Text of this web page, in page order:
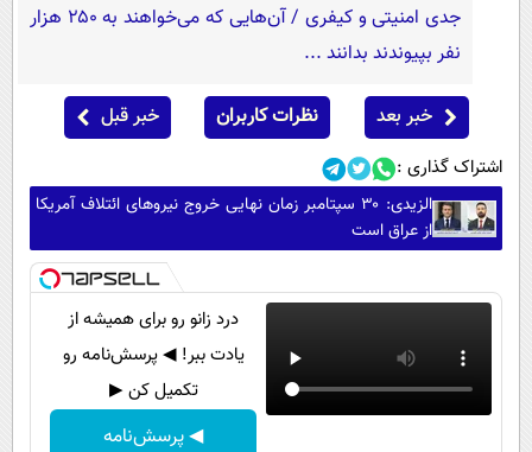
جدی امنیتی و کیفری / آن‌هایی که می‌خواهند به ۲۵۰ هزار
نفر بپیوندند بدانند ...
خبر بعد نظرات کاربران خبر قبل
اشتراک گذاری :
الزیدی: ۳۰ سپتامبر زمان نهایی خروج نیروهای ائتلاف آمریکا
از عراق است
درد زانو رو برای همیشه از
یادت ببر! ◀ پرسش‌نامه رو
تکمیل کن ▶
◀ پرسش‌نامه